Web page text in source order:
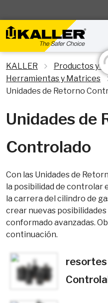
KALLER
Productos y
Herramientas y Matrices
Unidades de Retorno
Unidades de
Controlado
Con las Unidades de
la posibilidad de controlar
la carrera del cilindro de
crear nuevas
conformado avanzadas.
continuación.
resortes